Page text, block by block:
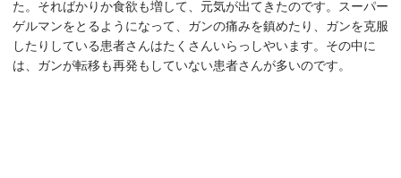
た。そればかりか食欲も増して、元気が出てきたのです。スーパー
ゲルマンをとるようになって、ガンの痛みを鎮めたり、ガンを克服
したりしている患者さんはたくさんいらっしやいます。その中に
は、ガンが転移も再発もしていない患者さんが多いのです。